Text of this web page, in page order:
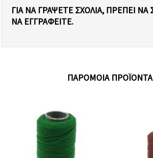
ΓΙΑ ΝΑ ΓΡΆΨΕΤΕ ΣΧΌΛΙΑ, ΠΡΈΠΕΙ ΝΑ
Α ΕΓΓΡΑΦΕΊΤΕ.
ΠΑΡΌΜΟΙΑ ΠΡΟΪΌΝΤΑ